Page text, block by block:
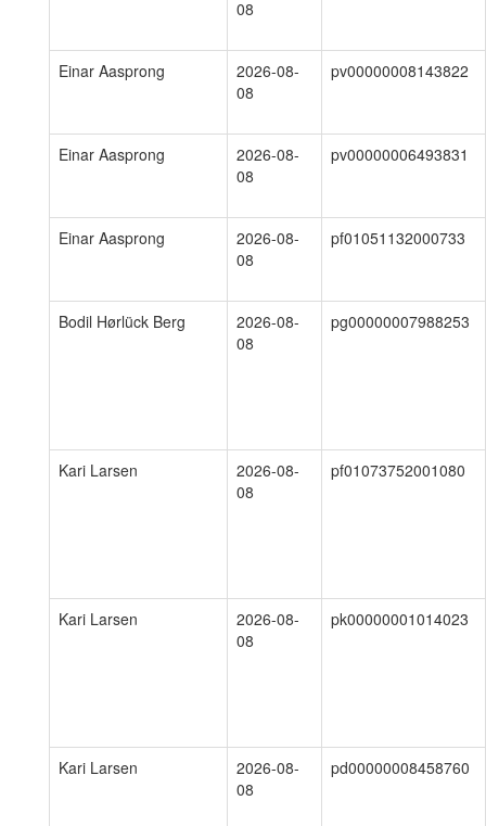
08
Einar Aasprong
2026-08-
08
pv00000008143822
Einar Aasprong
2026-08-
08
pv00000006493831
Einar Aasprong
2026-08-
08
pf01051132000733
Bodil Hørlück Berg
2026-08-
08
pg00000007988253
Kari Larsen
2026-08-
08
pf01073752001080
Kari Larsen
2026-08-
08
pk00000001014023
Kari Larsen
2026-08-
08
pd00000008458760